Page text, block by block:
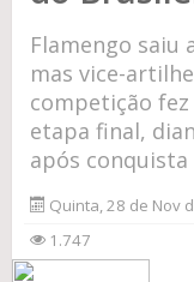
Flamengo
mas vice-
competição
etapa final,
após
Quinta, 28 de Nov
1.747